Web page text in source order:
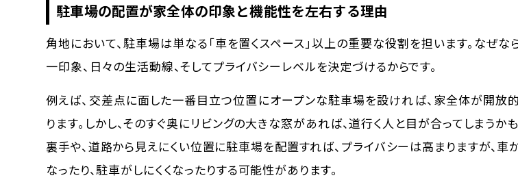
駐車場の配置が家全体の印象と機能性を左右する理由
角地において、駐車場は単なる「車を置くスペース」以上の重要な役割を担います。なぜ
一印象、日々の生活動線、そしてプライバシーレベルを決定づけるからです。
例えば、交差点に面した一番目立つ位置にオープンな駐車場を設ければ、家全体が開放
ります。しかし、そのすぐ奥にリビングの大きな窓があれば、道行く人と目が合ってしまうか
裏手や、道路から見えにくい位置に駐車場を配置すれば、プライバシーは高まりますが、車
なったり、駐車がしにくくなったりする可能性があります。